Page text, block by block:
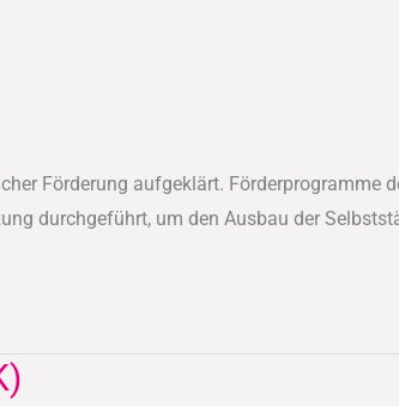
Förderung aufgeklärt. Förderprogramme
durchgeführt, um den Ausbau der